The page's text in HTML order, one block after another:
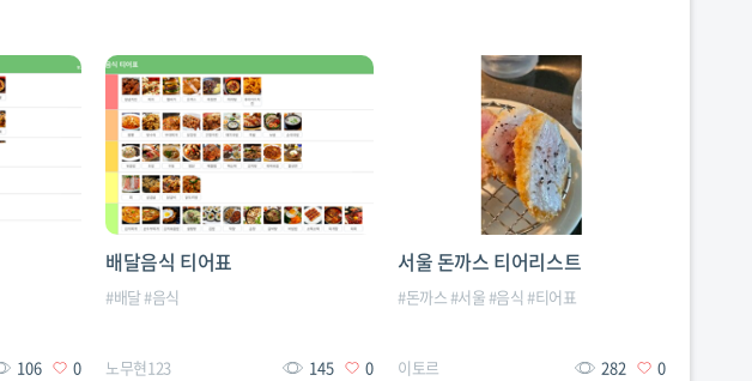
106 0
배달음식 티어표
#배달#음식
노무현123 145 0
서울 돈까스 티어리스트
#돈까스#서울#음식 #티어표
이토르 282 0